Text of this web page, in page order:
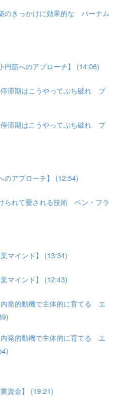
のきっかけに効果的な バーナム
円筋へのアプローチ】 (14:06)
滞期はこうやってぶち破れ プ
滞期はこうやってぶち破れ プ
のアプローチ】 (12:54)
られて愛される技術 ベン・フラ
マインド】 (13:34)
マインド】 (12:43)
発的動機で主体的に育てる エ
発的動機で主体的に育てる エ
資金】 (19:21)